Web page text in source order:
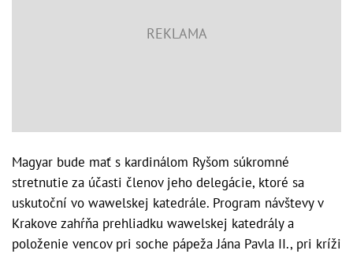
Magyar bude mať s kardinálom Ryšom súkromné
stretnutie za účasti členov jeho delegácie, ktoré sa
uskutoční vo wawelskej katedrále. Program návštevy v
Krakove zahŕňa prehliadku wawelskej katedrály a
položenie vencov pri soche pápeža Jána Pavla II., pri kríži